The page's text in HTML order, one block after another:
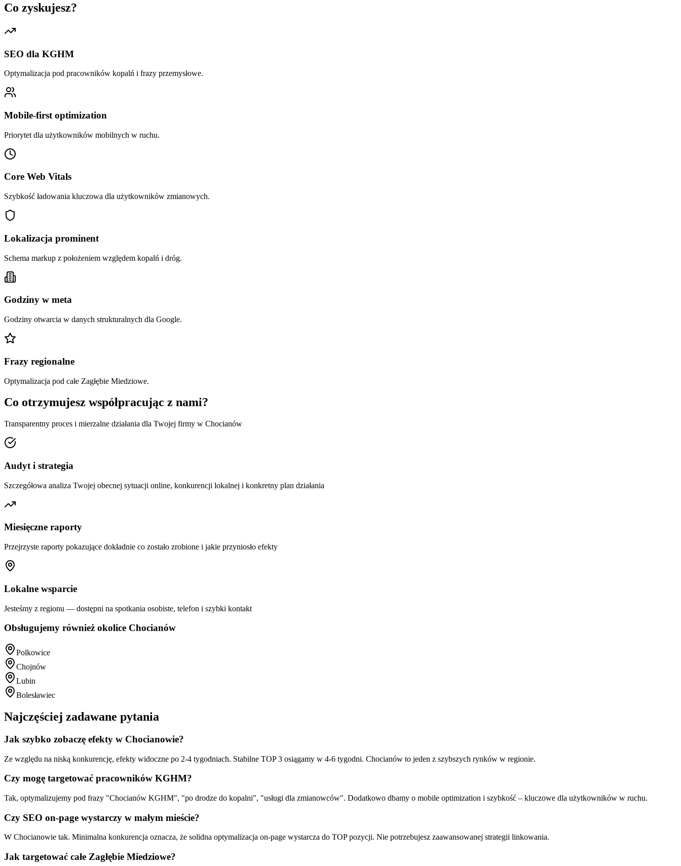
Co zyskujesz?
SEO dla KGHM
Optymalizacja pod pracowników kopalń i frazy przemysłowe.
Mobile-first optimization
Priorytet dla użytkowników mobilnych w ruchu.
Core Web Vitals
Szybkość ładowania kluczowa dla użytkowników zmianowych.
Lokalizacja prominent
Schema markup z położeniem względem kopalń i dróg.
Godziny w meta
Godziny otwarcia w danych strukturalnych dla Google.
Frazy regionalne
Optymalizacja pod całe Zagłębie Miedziowe.
Co otrzymujesz współpracując z nami?
Transparentny proces i mierzalne działania dla Twojej firmy w Chocianów
Audyt i strategia
Szczegółowa analiza Twojej obecnej sytuacji online, konkurencji lokalnej i konkretny plan działania
Miesięczne raporty
Przejrzyste raporty pokazujące dokładnie co zostało zrobione i jakie przyniosło efekty
Lokalne wsparcie
Jesteśmy z regionu — dostępni na spotkania osobiste, telefon i szybki kontakt
Obsługujemy również okolice Chocianów
Polkowice
Chojnów
Lubin
Bolesławiec
Najczęściej zadawane pytania
Jak szybko zobaczę efekty w Chocianowie?
Ze względu na niską konkurencję, efekty widoczne po 2-4 tygodniach. Stabilne TOP 3 osiągamy w 4-6 tygodni. Chocianów to jeden z szybszych rynków w regionie.
Czy mogę targetować pracowników KGHM?
Tak, optymalizujemy pod frazy "Chocianów KGHM", "po drodze do kopalni", "usługi dla zmianowców". Dodatkowo dbamy o mobile optimization i szybkość – kluczowe dla użytkowników w ruchu.
Czy SEO on-page wystarczy w małym mieście?
W Chocianowie tak. Minimalna konkurencja oznacza, że solidna optymalizacja on-page wystarcza do TOP pozycji. Nie potrzebujesz zaawansowanej strategii linkowania.
Jak targetować całe Zagłębie Miedziowe?